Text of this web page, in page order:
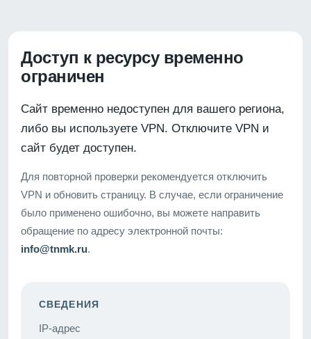
Доступ к ресурсу временно
ограничен
Сайт временно недоступен для вашего региона,
либо вы используете VPN. Отключите VPN и
сайт будет доступен.
Для повторной проверки рекомендуется отключить
VPN и обновить страницу. В случае, если ограничение
было применено ошибочно, вы можете направить
обращение по адресу электронной почты:
info@tnmk.ru.
СВЕДЕНИЯ
IP-адрес